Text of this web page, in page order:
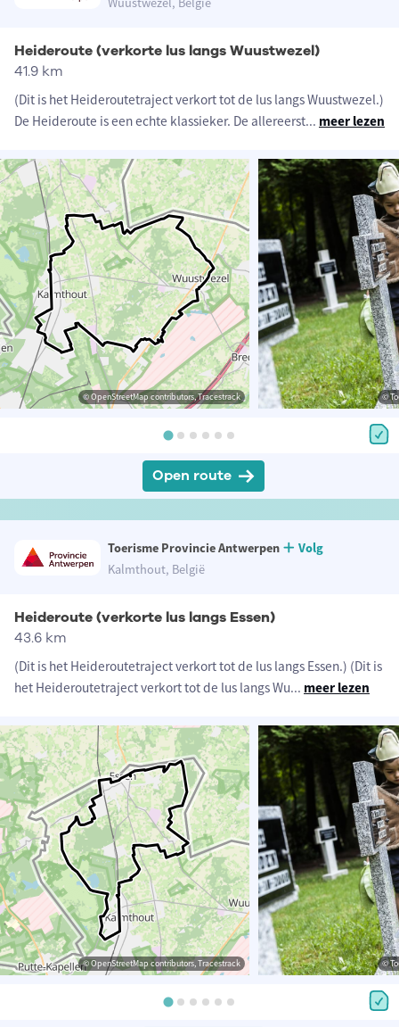
Heideroute (verkorte lus langs Wuustwezel)
41.9 km
(Dit is het Heideroutetraject verkort tot de lus langs Wuustwezel.)
De Heideroute is een echte klassieker. De allereerst... meer lezen
© OpenStreetMap contributors, Tracestrack ©
Open route
Toerisme Provincie Antwerpen
Volg
Kalmthout, België
Heideroute (verkorte lus langs Essen)
43.6 km
(Dit is het Heideroutetraject verkort tot de lus langs Essen.) (Dit is
het Heideroutetraject verkort tot de lus langs Wu... meer lezen
© OpenStreetMap contributors, Tracestrack ©